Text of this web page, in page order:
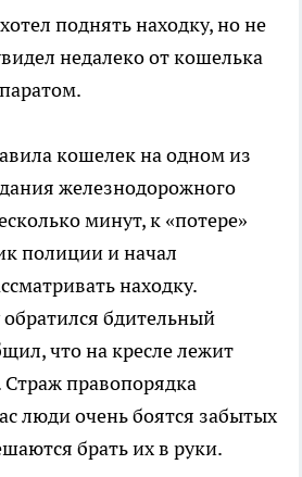
поднять находку, но не
недалеко от кошелька
кошелек на одном из
железнодорожного
минут, к «потере»
полиции и начал
находку.
бдительный
что на кресле лежит
правопорядка
люди очень боятся забытых
брать их в руки.